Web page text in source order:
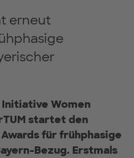
erneut
Initiative Women
startet den
für frühphasige
Bezug. Erstmals